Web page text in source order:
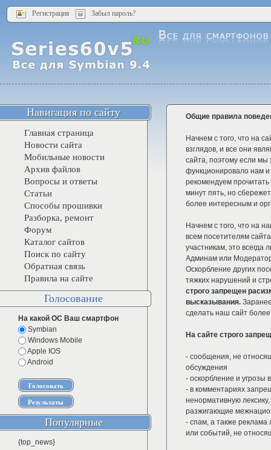
Регистрация Забыл пароль?
Общие правила
Начнем с того, что на
взглядов, и все они
сайта, поэтому если
функционировало нам
рекомендуем
минут пять, но
более интересным и
Начнем с того, что на
всем посетителям
участникам, это всегда
Админам или
Оскорбление других
тяжких нарушений и
строго запрещен
высказывания.
сделать наш сайт
На сайте строго
- сообщения, не
обсуждения
- оскорбление и угрозы
- в комментариях
ненормативную
разжигающие
- спам, а также
или событий, не
Навигация по сайту
Главная страница
Новости сайта
Мобильные новости
Архив файлов
Вопросы и ответы
Статьи
Способы прошивки
Разборка, ремонт
Форум
Каталог сайтов
Поиск по сайту
Обратная связь
Правила на сайте
Голосование
На какой ОС Ваш смартфон
Symbian
Windows Mobile
Apple IOS
Android
Популярные
{top_news}